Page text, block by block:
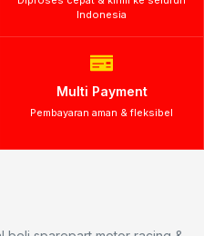
Indonesia
Multi Payment
Pembayaran aman & fleksibel